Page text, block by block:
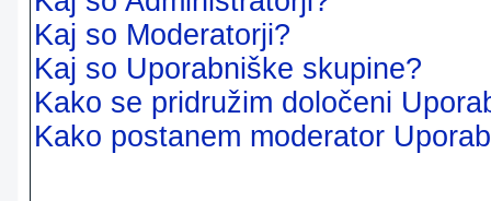
Kaj so Moderatorji?
Kaj so Uporabniške skupine?
Kako se pridružim določeni
Kako postanem moderator